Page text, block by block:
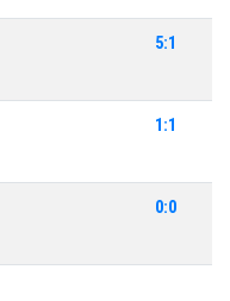
5:1
1:1
0:0